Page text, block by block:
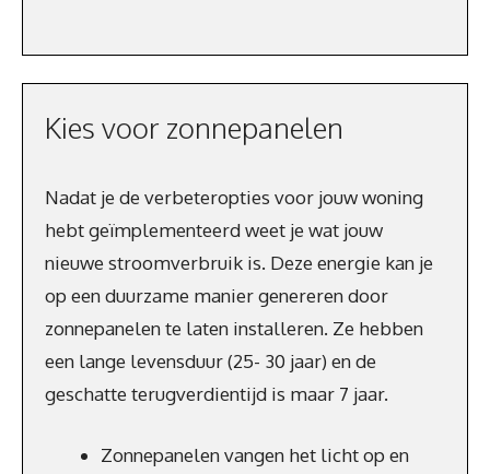
Kies voor zonnepanelen
Nadat je de verbeteropties voor jouw woning
hebt geïmplementeerd weet je wat jouw
nieuwe stroomverbruik is. Deze energie kan je
op een duurzame manier genereren door
zonnepanelen te laten installeren. Ze hebben
een lange levensduur (25- 30 jaar) en de
geschatte terugverdientijd is maar 7 jaar.
Zonnepanelen vangen het licht op en